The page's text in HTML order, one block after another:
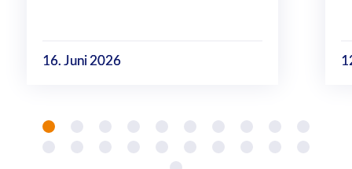
16. Juni 2026